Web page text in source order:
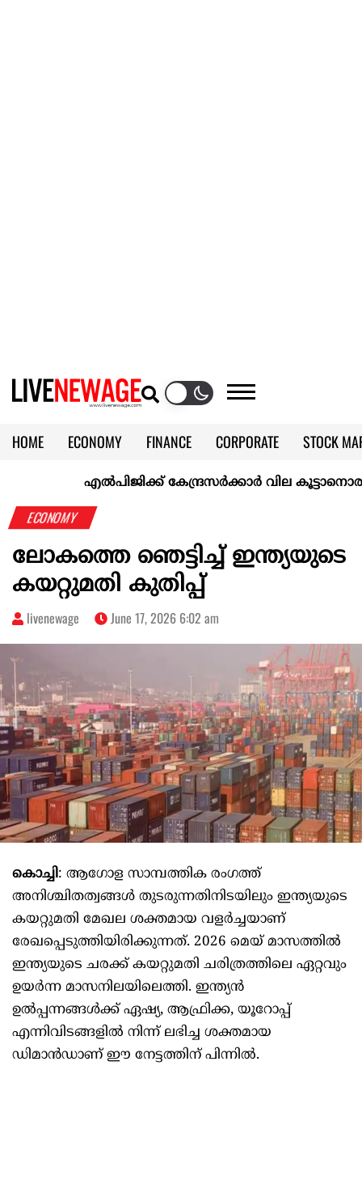
HOME ECONOMY FINANCE CORPORATE
STOCK
KERALA @70
എല്‍പിജിക്ക് കേന്ദ്രസർക്കാർ വില
ECONOMY
ലോകത്തെ ഞെട്ടിച്ച് ഇന്ത്യയുടെ
കയറ്റുമതി കുതിപ്പ്
livenewage June 17, 2026 6:02 am
കൊച്ചി: ആഗോള സാമ്പത്തിക രംഗത്ത്
അനിശ്ചിതത്വങ്ങൾ തുടരുന്നതിനിടയിലും ഇന്ത്യയുടെ
കയറ്റുമതി മേഖല ശക്തമായ വളർച്ചയാണ്
രേഖപ്പെടുത്തിയിരിക്കുന്നത്. 2026 മെയ് മാസത്തിൽ
ഇന്ത്യയുടെ ചരക്ക് കയറ്റുമതി ചരിത്രത്തിലെ ഏറ്റവും
ഉയർന്ന മാസനിലയിലെത്തി. ഇന്ത്യൻ
ഉൽപ്പന്നങ്ങൾക്ക് ഏഷ്യ, ആഫ്രിക്ക, യൂറോപ്പ്
എന്നിവിടങ്ങളിൽ നിന്ന് ലഭിച്ച ശക്തമായ
ഡിമാൻഡാണ് ഈ നേട്ടത്തിന് പിന്നിൽ.